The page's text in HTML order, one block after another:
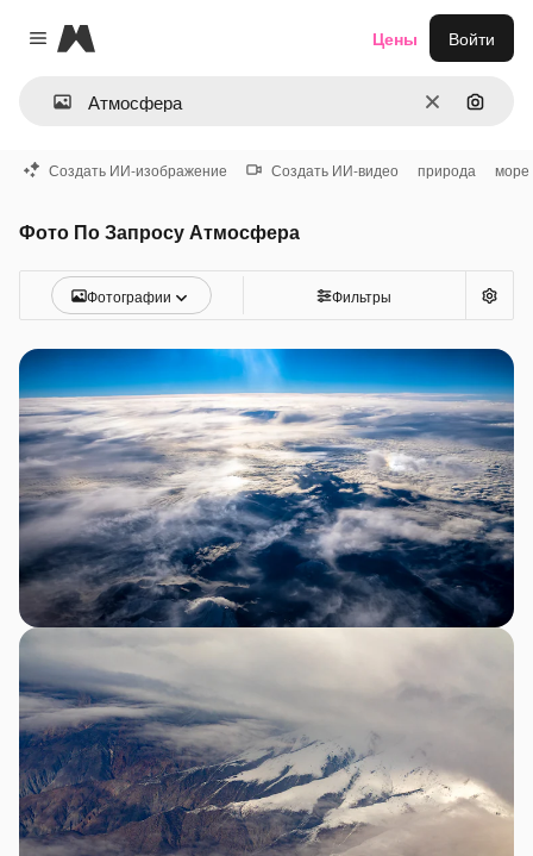
Close menu
Magnific
ОчиститьПоиск
Цены Войти
Создать ИИ-изображение Создать ИИ-видео природа море
Фото По Запросу Атмосфера
Фотографии Фильтры